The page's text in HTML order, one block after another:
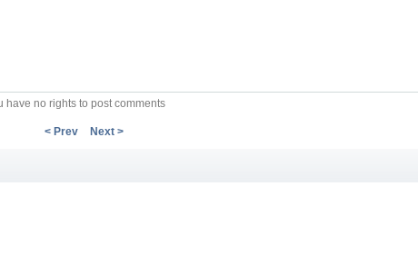
have no rights to post comments
< Prev Next >